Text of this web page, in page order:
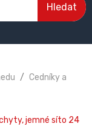
Hledat
Cedníky a
jemné síto 24